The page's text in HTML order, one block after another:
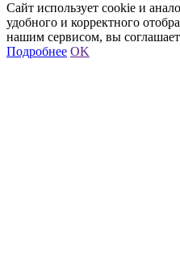
Сайт использует cookie и
удобного и корректного
нашим сервисом, вы
Подробнее OK